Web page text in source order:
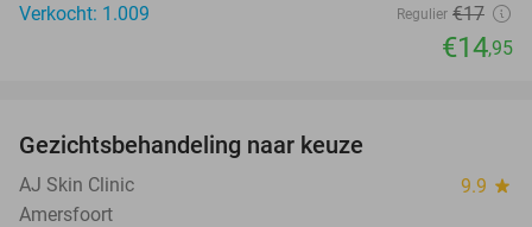
Verkocht: 1.009
Regulier €17
€14,95
TODAY
Gezichtsbehandeling naar keuze
AJ Skin Clinic 9.9 star
Amersfoort